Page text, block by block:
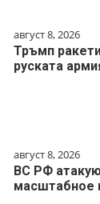
август 8, 2026
Тръмп
руската
август 8, 2026
ВС РФ
масштабное